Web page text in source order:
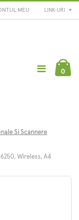
LINK-URI
MEU
0
Si Scannere
Wireless, A4